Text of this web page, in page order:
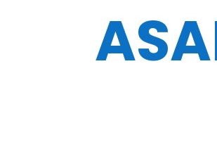
A